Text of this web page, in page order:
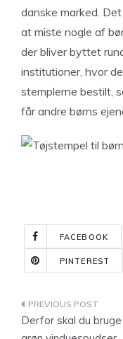
danske marked.
at miste nogle af
der bliver byttet
institutioner, hvor
stemplerne bestilt,
får andre børns
FACEBOOK
PINTEREST
Derfor skal du bruge